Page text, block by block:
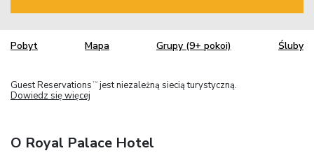
Pobyt Mapa Grupy (9+ pokoi) Śluby
Guest Reservations TM jest niezależną siecią turystyczną.
Dowiedz się więcej
O Royal Palace Hotel